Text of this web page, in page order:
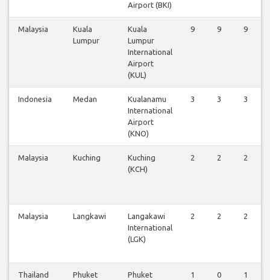
Airport (BKI)
Malaysia
Kuala
Lumpur
Kuala
Lumpur
International
Airport
(KUL)
9 9 9
Indonesia Medan
Kualanamu
International
Airport
(KNO)
3 3 3
Malaysia Kuching
Kuching
(KCH)
2 2 2
Malaysia Langkawi
Langakawi
International
(LGK)
2 2 2
Thailand Phuket
Phuket
1 0 1